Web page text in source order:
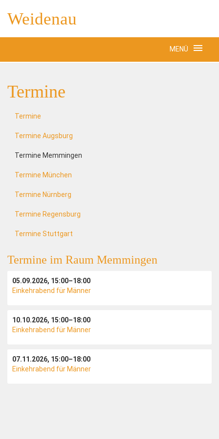
Weidenau
MENÜ
Termine
Termine
Termine Augsburg
Termine Memmingen
Termine München
Termine Nürnberg
Termine Regensburg
Termine Stuttgart
Termine im Raum Memmingen
05.09.2026, 15:00–18:00
Einkehrabend für Männer
10.10.2026, 15:00–18:00
Einkehrabend für Männer
07.11.2026, 15:00–18:00
Einkehrabend für Männer